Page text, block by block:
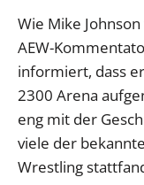
Wie Mike
AEW-
informiert, dass
2300 Arena
eng mit der
viele der
Wrestling